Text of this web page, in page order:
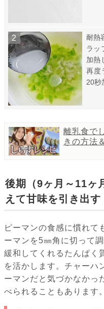
耐熱
ラッ
加熱
再度
20秒
離乳食で
きの方法
後期（9ヶ月～11ヶ
えて甘味を引き出す
ピーマンの食感に慣れて
ーマンを5㎜角に切って
緩和してくれるたんぱく
を活かします。チャーハ
ーマンだと気づかなかっ
べられることもあります。